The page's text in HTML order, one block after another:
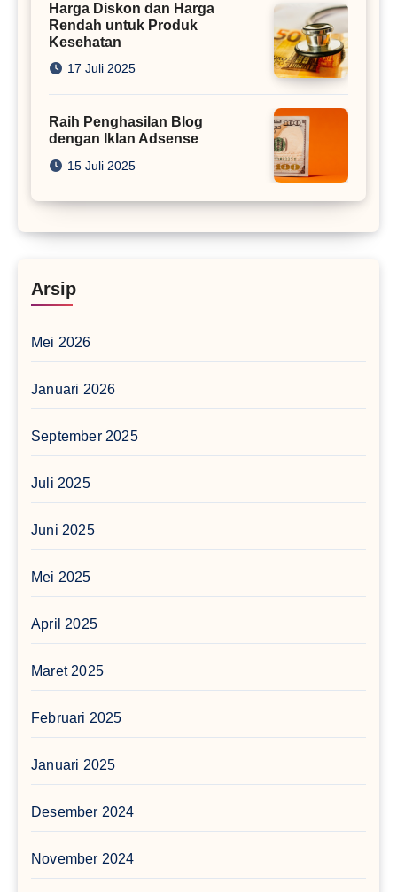
Harga Diskon dan Harga
Rendah untuk Produk
Kesehatan
17 Juli 2025
Raih Penghasilan Blog
dengan Iklan Adsense
15 Juli 2025
Arsip
Mei 2026
Januari 2026
September 2025
Juli 2025
Juni 2025
Mei 2025
April 2025
Maret 2025
Februari 2025
Januari 2025
Desember 2024
November 2024